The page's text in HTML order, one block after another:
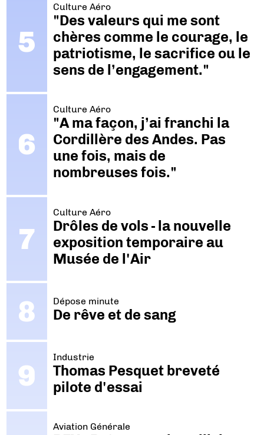
Culture Aéro
"Des valeurs qui me sont
chères comme le courage, le
patriotisme, le sacrifice ou le
sens de l’engagement."
Culture Aéro
"A ma façon, j’ai franchi la
Cordillère des Andes. Pas
une fois, mais de
nombreuses fois."
Culture Aéro
Drôles de vols - la nouvelle
exposition temporaire au
Musée de l'Air
Dépose minute
De rêve et de sang
Industrie
Thomas Pesquet breveté
pilote d'essai
Aviation Générale